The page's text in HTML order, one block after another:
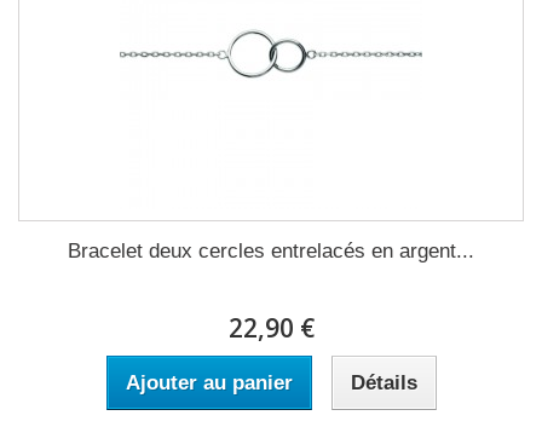
Bracelet deux cercles entrelacés en argent...
22,90 €
Ajouter au panier Détails